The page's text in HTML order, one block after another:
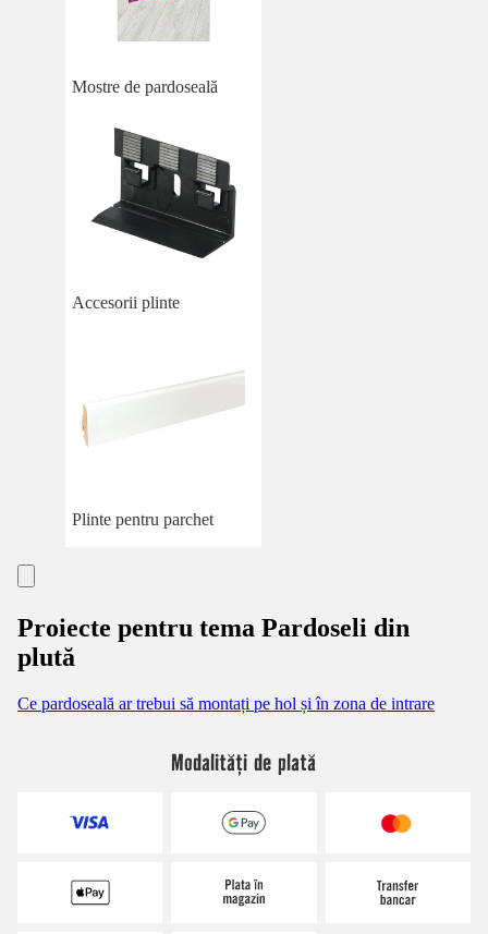
Mostre de pardoseală
Accesorii plinte
Plinte pentru parchet
Proiecte pentru tema Pardoseli din
plută
Ce pardoseală ar trebui să montați pe hol și în zona de intrare
Modalități de plată